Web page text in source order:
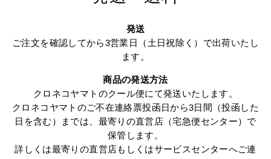
発送
ご注文を確認してから3営業日（土日祝除く）で出荷いたし
ます。
商品の発送方法
クロネコヤマトのクール便にて発送いたします。
クロネコヤマトのご不在連絡票投函日から3日間（投函した
日を含む）までは、最寄りの直営店（宅急便センター）で
保管します。
詳しくは最寄りの直営店もしくはサービスセンターへご連